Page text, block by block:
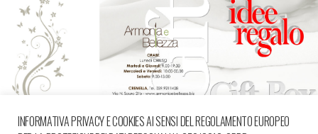
INFORMATIVA PRIVACY E COOKIES AI SENSI DEL REGOLAMENTO EUROPEO